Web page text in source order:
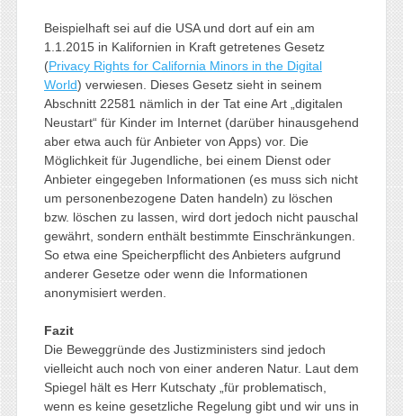
Beispielhaft sei auf die USA und dort auf ein am
1.1.2015 in Kalifornien in Kraft getretenes Gesetz
(Privacy Rights for California Minors in the Digital
World) verwiesen. Dieses Gesetz sieht in seinem
Abschnitt 22581 nämlich in der Tat eine Art „digitalen
Neustart“ für Kinder im Internet (darüber hinausgehend
aber etwa auch für Anbieter von Apps) vor. Die
Möglichkeit für Jugendliche, bei einem Dienst oder
Anbieter eingegeben Informationen (es muss sich nicht
um personenbezogene Daten handeln) zu löschen
bzw. löschen zu lassen, wird dort jedoch nicht pauschal
gewährt, sondern enthält bestimmte Einschränkungen.
So etwa eine Speicherpflicht des Anbieters aufgrund
anderer Gesetze oder wenn die Informationen
anonymisiert werden.
Fazit
Die Beweggründe des Justizministers sind jedoch
vielleicht auch noch von einer anderen Natur. Laut dem
Spiegel hält es Herr Kutschaty „für problematisch,
wenn es keine gesetzliche Regelung gibt und wir uns in